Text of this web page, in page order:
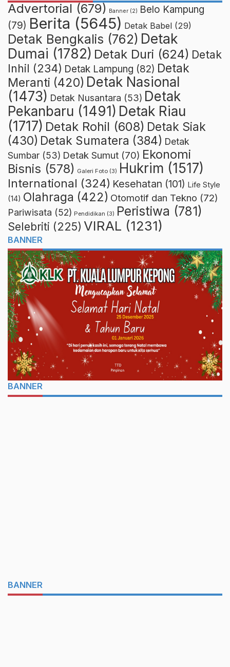
Advertorial (679) Banner (2) Belo Kampung
(79) Berita (5645) Detak Babel (29)
Detak Bengkalis (762) Detak
Dumai (1782) Detak Duri (624) Detak
Inhil (234) Detak Lampung (82) Detak
Meranti (420) Detak Nasional
(1473) Detak Nusantara (53) Detak
Pekanbaru (1491) Detak Riau
(1717) Detak Rohil (608) Detak Siak
(430) Detak Sumatera (384) Detak
Sumbar (53) Detak Sumut (70) Ekonomi
Bisnis (578) Galeri Foto (3) Hukrim (1517)
International (324) Kesehatan (101) Life Style
(14) Olahraga (422) Otomotif dan Tekno (72)
Pariwisata (52) Pendidikan (3) Peristiwa (781)
Selebriti (225) VIRAL (1231)
BANNER
BANNER
BANNER